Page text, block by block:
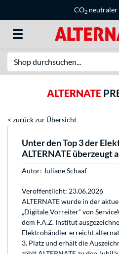
CO2 neutraler
ALTERNATE
< zurück zur Übersicht
Unter den Top 3 der
ALTERNATE überzeugt
Autor: Juliane Schaaf
Veröffentlicht: 23.06.2026
ALTERNATE wurde in der
„Digitale Vorreiter“ von
dem F.A.Z. Institut
Elektrohändler erreicht
3. Platz und erhält die